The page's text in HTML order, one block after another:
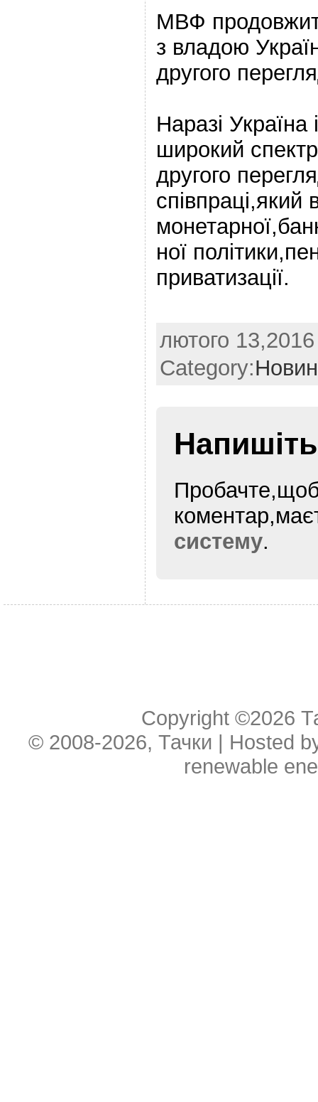
МВФ
з владою
другого
Наразі
широкий
другого
співпраці,який
ної
приватизації.
лютого
Category:
Напишіть
систему.
Copyright ©2026
© 2008-2026, Тачки | Hosted
renewable